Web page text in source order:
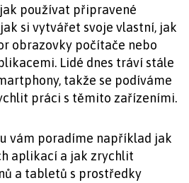
používat připravené
si vytvářet svoje vlastní, jak
obrazovky počítače nebo
Lidé dnes tráví stále
takže se podíváme
práci s těmito zařízeními.
vám poradíme například jak
aplikací a jak zrychlit
a tabletů s prostředky